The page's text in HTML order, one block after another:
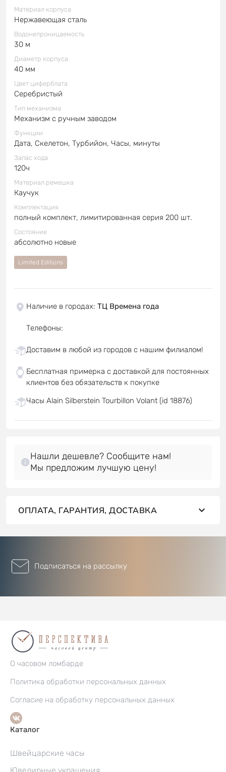
Материал корпуса
Нержавеющая сталь
Водонепроницаемость
30 м
Диаметр корпуса
40 мм
Цвет циферблата
Серебристый
Тип механизма
Механизм с ручным заводом
Функции
Дата, Скелетон, Турбийон, Часы, минуты
Запас хода
120ч
Материал ремешка
Каучук
Комплектация
полный комплект, лимитированная серия 200 шт.
Состояние
абсолютно новые
Limited Editions
Наличие в городах: ТЦ Времена года
Телефоны:
Доставим в любой из городов с нашим филиалом!
Бесплатная примерка с доставкой для постоянных
клиентов без обязательств к покупке
Часы Alain Silberstein Tourbillon Volant (id 18876)
Нашли дешевле? Сообщите нам!
Мы предложим лучшую цену!
ОПЛАТА, ГАРАНТИЯ, ДОСТАВКА
Подписаться на рассылку
О часовом ломбарде
Политика обработки персональных данных
Согласие на обработку персональных данных
Каталог
Швейцарские часы
Ювелирные украшения